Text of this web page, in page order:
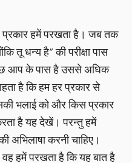
प्रकार हमें परखता है। जब तक
तू धन्य है” की परीक्षा पास
आप के पास है उससे अधिक
है कि हम हर प्रकार से
भलाई को और किस प्रकार
है यह देखें। परन्तु हमें
करनी चाहिए।
हमें परखता है कि यह बात है